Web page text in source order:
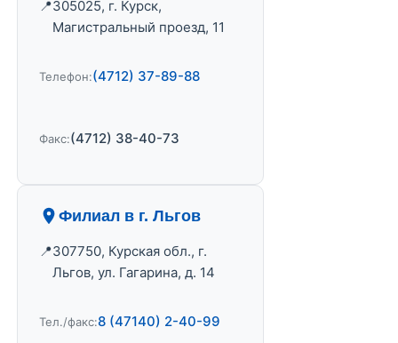
305025, г. Курск,
Магистральный проезд, 11
Телефон:(4712) 37-89-88
Факс:(4712) 38-40-73
Филиал в г. Льгов
307750, Курская обл., г.
Льгов, ул. Гагарина, д. 14
Тел./факс:8 (47140) 2-40-99